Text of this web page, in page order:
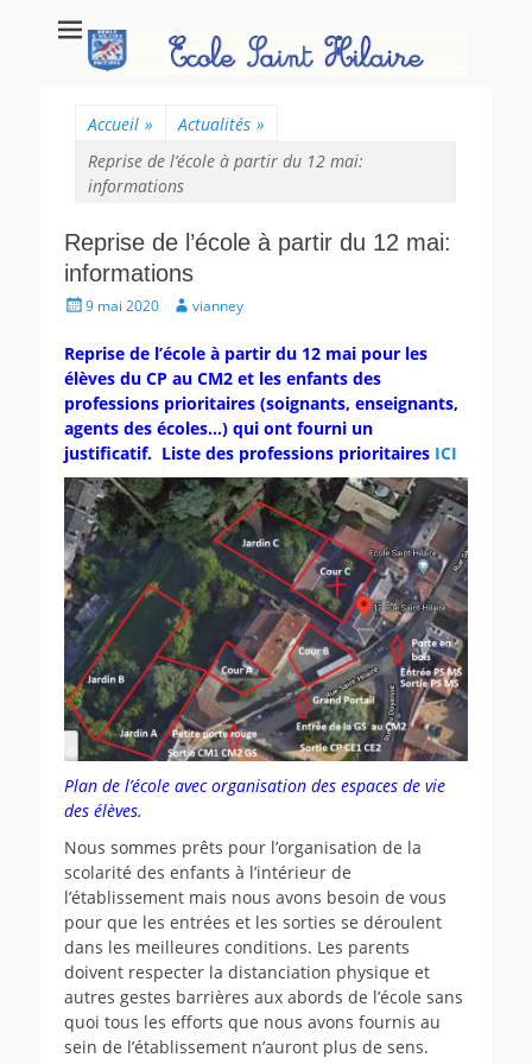
Ecole Saint Hilaire
Poitiers
Ecole maternelle et primaire, école privée catholique à Poitiers.
Accueil » Actualités »
Reprise de l’école à partir du 12 mai:
informations
Reprise de l’école à partir du 12 mai:
informations
Posté9 mai 2020 Auteur
vianney
Reprise de l’école à partir du 12 mai pour les
élèves du CP au CM2 et les enfants des
professions prioritaires (soignants, enseignants,
agents des écoles…) qui ont fourni un
justificatif. Liste des professions prioritaires ICI
Plan de l’école avec organisation des espaces de vie
des élèves.
Nous sommes prêts pour l’organisation de la
scolarité des enfants à l’intérieur de
l’établissement mais nous avons besoin de vous
pour que les entrées et les sorties se déroulent
dans les meilleures conditions. Les parents
doivent respecter la distanciation physique et
autres gestes barrières aux abords de l’école sans
quoi tous les efforts que nous avons fournis au
sein de l’établissement n’auront plus de sens.